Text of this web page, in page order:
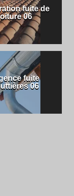
fuite de
06
fuite
06